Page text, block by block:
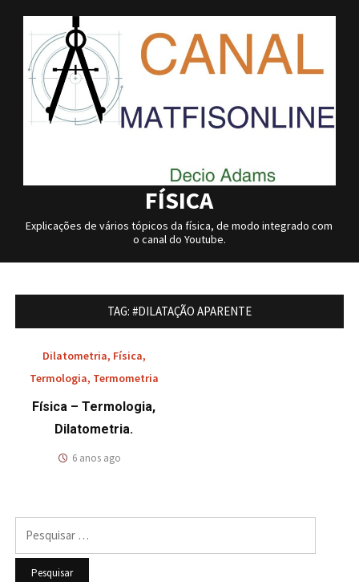
to
content
FÍSICA
Explicações de vários tópicos da física, de modo integrado com
o canal do Youtube.
TAG: #DILATAÇÃO APARENTE
Dilatometria, Física,
Termologia, Termometria
Física – Termologia,
Dilatometria.
6 anos ago